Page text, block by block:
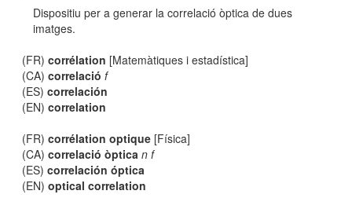
Dispositiu per a generar la correlació òptica de dues
imatges.
(FR)corrélation [Matemàtiques i estadística]
(CA)correlació f
(ES)correlación
(EN)correlation
(FR)corrélation optique [Física]
(CA)correlació òptica n f
(ES)correlación óptica
(EN)optical correlation